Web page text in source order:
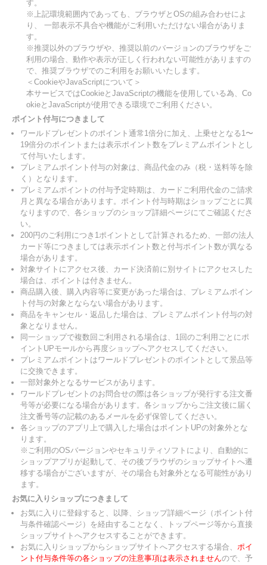
す。
※上記環境範囲内であっても、ブラウザとOSの組み合わせによ
り、 一部表示不具合や機能がご利用いただけない場合がありま
す。
※推奨以外のブラウザや、推奨以前のバージョンのブラウザをご
利用の場合、動作や表示が正しく行われない可能性がありますの
で、推奨ブラウザでのご利用をお願いいたします。
＜CookieやJavaScriptについて＞
本サービスではCookieとJavaScriptの機能を使用している為、Co
okieとJavaScriptが使用できる環境でご利用ください。
ポイント付与につきまして
ワールドプレゼントのポイント通常1倍分に加え、上乗せとなる1〜
19倍分のポイントまたは表示ポイント数をプレミアムポイントとし
て付与いたします。
プレミアムポイント付与の対象は、商品代金のみ（税・送料等を除
く）となります。
プレミアムポイントの付与予定時期は、カードご利用代金のご請求
月と異なる場合があります。ポイント付与時期はショップごとに異
なりますので、各ショップのショップ詳細ページにてご確認くださ
い。
200円のご利用につき1ポイントとして計算されるため、一部の法人
カード等につきましては表示ポイント数と付与ポイント数が異なる
場合があります。
対象サイトにアクセス後、カード決済前に別サイトにアクセスした
場合は、ポイントは付きません。
商品購入後、購入内容等に変更があった場合は、プレミアムポイン
ト付与の対象とならない場合があります。
商品をキャンセル・返品した場合は、プレミアムポイント付与の対
象となりません。
同一ショップで複数回ご利用される場合は、1回のご利用ごとにポ
イントUPモールから再度ショップへアクセスしてください。
プレミアムポイントはワールドプレゼントのポイントとして景品等
に交換できます。
一部対象外となるサービスがあります。
ワールドプレゼントのお問合せの際は各ショップが発行する注文番
号等が必要になる場合があります。各ショップからご注文後に届く
注文番号等の記載のあるメールを必ず保管してください。
各ショップのアプリ上で購入した場合はポイントUPの対象外とな
ります。
※ご利用のOSバージョンやセキュリティソフトにより、自動的に
ショップアプリが起動して、その後ブラウザのショップサイトへ遷
移する場合がございますが、その場合も対象外となる可能性があり
ます。
お気に入りショップにつきまして
お気に入りに登録すると、以降、ショップ詳細ページ（ポイント付
与条件確認ページ）を経由することなく、トップページ等から直接
ショップサイトへアクセスすることができます。
お気に入りショップからショップサイトへアクセスする場合、 ポイ
ント付与条件等の各ショップの注意事項は表示されませんので、予